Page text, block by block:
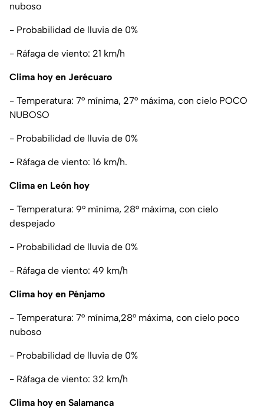
nuboso
- Probabilidad de lluvia de 0%
- Ráfaga de viento: 21 km/h
Clima hoy en Jerécuaro
- Temperatura: 7° mínima, 27° máxima, con cielo POCO
NUBOSO
- Probabilidad de lluvia de 0%
- Ráfaga de viento: 16 km/h.
Clima en León hoy
- Temperatura: 9° mínima, 28° máxima, con cielo
despejado
- Probabilidad de lluvia de 0%
- Ráfaga de viento: 49 km/h
Clima hoy en Pénjamo
- Temperatura: 7° mínima,28° máxima, con cielo poco
nuboso
- Probabilidad de lluvia de 0%
- Ráfaga de viento: 32 km/h
Clima hoy en Salamanca